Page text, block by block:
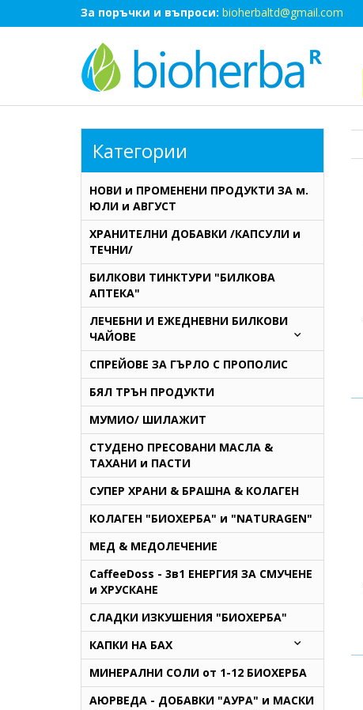
За поръчки и въпроси: bioherbaltd@gmail.com
Категории
НОВИ и ПРОМЕНЕНИ ПРОДУКТИ ЗА м.
ЮЛИ и АВГУСТ
ХРАНИТЕЛНИ ДОБАВКИ /КАПСУЛИ и
ТЕЧНИ/
БИЛКОВИ ТИНКТУРИ "БИЛКОВА
АПТЕКА"
ЛЕЧЕБНИ И ЕЖЕДНЕВНИ БИЛКОВИ
ЧАЙОВЕ
СПРЕЙОВЕ ЗА ГЪРЛО С ПРОПОЛИС
БЯЛ ТРЪН ПРОДУКТИ
МУМИО/ ШИЛАЖИТ
СТУДЕНО ПРЕСОВАНИ МАСЛА &
ТАХАНИ и ПАСТИ
СУПЕР ХРАНИ & БРАШНА & КОЛАГЕН
КОЛАГЕН "БИОХЕРБА" и "NATURAGEN"
МЕД & МЕДОЛЕЧЕНИЕ
CaffeeDoss - 3в1 ЕНЕРГИЯ ЗА СМУЧЕНЕ
и ХРУСКАНЕ
СЛАДКИ ИЗКУШЕНИЯ "БИОХЕРБА"
КАПКИ НА БАХ
МИНЕРАЛНИ СОЛИ от 1-12 БИОХЕРБА
AЮРВЕДА - ДОБАВКИ "АУРА" и МАСКИ